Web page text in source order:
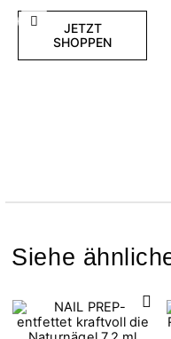
ZurückJETZT
SHOPPEN
Siehe